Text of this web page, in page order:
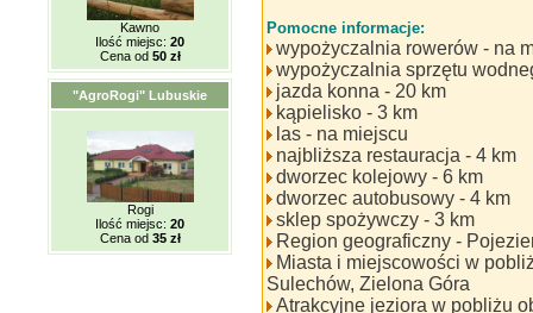
Kawno
Ilość miejsc: 20
Cena od 50 zł
"AgroRogi" Lubuskie
Rogi
Ilość miejsc: 20
Cena od 35 zł
Pomocne informacje:
wypożyczalnia rowerów - na
wypożyczalnia sprzętu
jazda konna - 20 km
kąpielisko - 3 km
las - na miejscu
najbliższa restauracja - 4 km
dworzec kolejowy - 6 km
dworzec autobusowy - 4 km
sklep spożywczy - 3 km
Region geograficzny -
Miasta i miejscowości w
Sulechów, Zielona Góra
Atrakcyjne jeziora w pobliżu